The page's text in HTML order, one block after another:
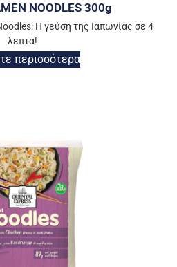
NOODLES 300g
Η γεύση της Ιαπωνίας σε 4
λεπτά!
περισσότερα